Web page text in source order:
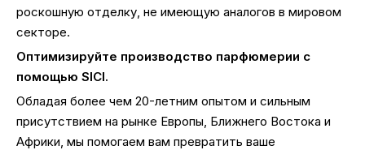
роскошную отделку, не имеющую аналогов в мировом
секторе.
Оптимизируйте производство парфюмерии с
помощью SICI.
Обладая более чем 20-летним опытом и сильным
присутствием на рынке Европы, Ближнего Востока и
Африки, мы помогаем вам превратить ваше